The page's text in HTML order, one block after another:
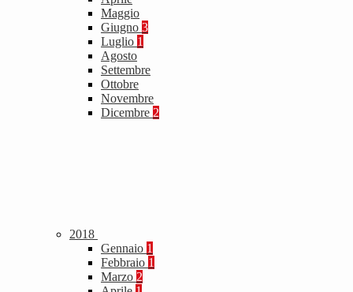
Maggio
Giugno 3
Luglio 1
Agosto
Settembre
Ottobre
Novembre
Dicembre 2
2018
Gennaio 1
Febbraio 1
Marzo 2